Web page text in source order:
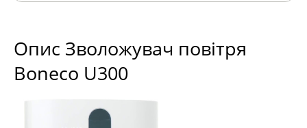
Опис Зволожувач повітря
Boneco U300